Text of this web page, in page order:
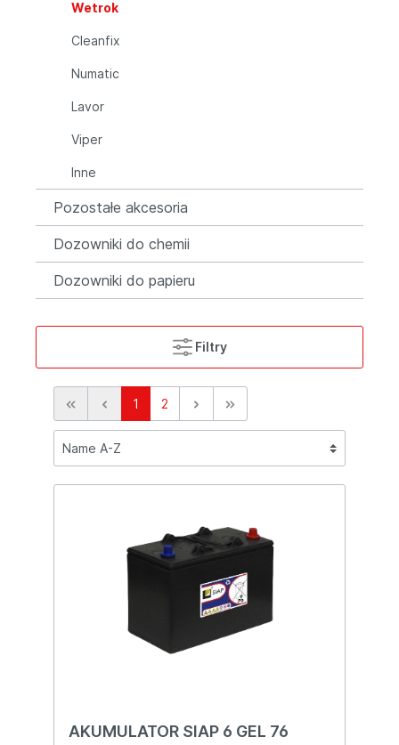
Wetrok
Cleanfix
Numatic
Lavor
Viper
Inne
Pozostałe akcesoria
Dozowniki do chemii
Dozowniki do papieru
Filtry
1 2
AKUMULATOR SIAP 6 GEL 76